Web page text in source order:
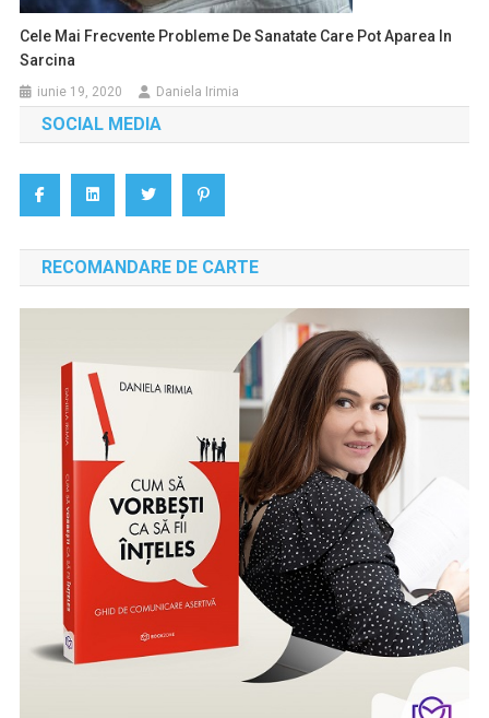
Cele Mai Frecvente Probleme De Sanatate Care Pot Aparea In
Sarcina
iunie 19, 2020 Daniela Irimia
SOCIAL MEDIA
RECOMANDARE DE CARTE